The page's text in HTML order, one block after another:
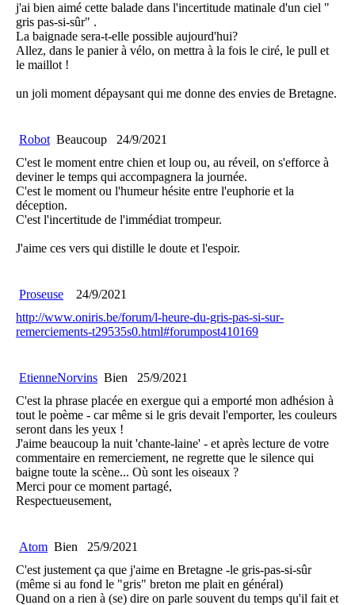
j'ai bien aimé cette balade dans l'incertitude matinale d'un ciel "
gris pas-si-sûr" .
La baignade sera-t-elle possible aujourd'hui?
Allez, dans le panier à vélo, on mettra à la fois le ciré, le pull et
le maillot !
un joli moment dépaysant qui me donne des envies de Bretagne.
Robot Beaucoup
24/9/2021
C'est le moment entre chien et loup ou, au réveil, on s'efforce à
deviner le temps qui accompagnera la journée.
C'est le moment ou l'humeur hésite entre l'euphorie et la
déception.
C'est l'incertitude de l'immédiat trompeur.
J'aime ces vers qui distille le doute et l'espoir.
Proseuse
24/9/2021
http://www.oniris.be/forum/l-heure-du-gris-pas-si-sur-
remerciements-t29535s0.html#forumpost410169
EtienneNorvins Bien
25/9/2021
C'est la phrase placée en exergue qui a emporté mon adhésion à
tout le poème - car même si le gris devait l'emporter, les couleurs
seront dans les yeux !
J'aime beaucoup la nuit 'chante-laine' - et après lecture de votre
commentaire en remerciement, ne regrette que le silence qui
baigne toute la scène... Où sont les oiseaux ?
Merci pour ce moment partagé,
Respectueusement,
Atom Bien
25/9/2021
C'est justement ça que j'aime en Bretagne -le gris-pas-si-sûr
(même si au fond le "gris" breton me plait en général)
Quand on a rien à (se) dire on parle souvent du temps qu'il fait et